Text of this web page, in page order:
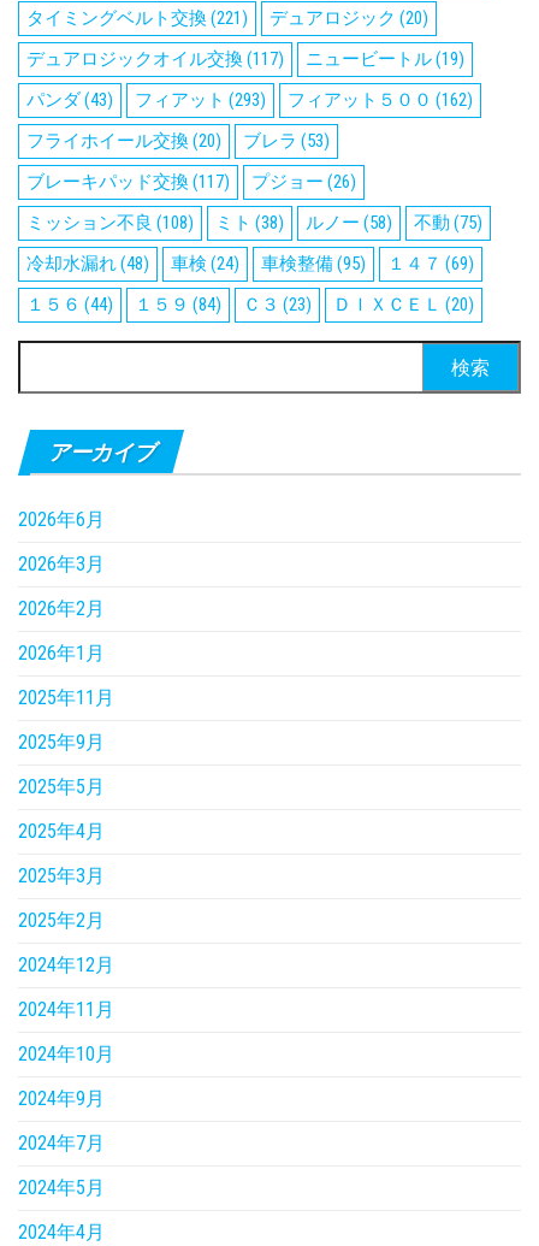
タイミングベルト交換(221) デュアロジック (20)
デュアロジックオイル交換(117) ニュービートル(19)
パンダ(43) フィアット (293) フィアット５００ (162)
フライホイール交換(20) ブレラ (53)
ブレーキパッド交換(117) プジョー (26)
ミッション不良 (108) ミト (38) ルノー (58) 不動 (75)
冷却水漏れ(48) 車検 (24) 車検整備(95) １４７ (69)
１５６ (44) １５９ (84) Ｃ３ (23) ＤＩＸＣＥＬ (20)
索:
アーカイブ
2026年6月
2026年3月
2026年2月
2026年1月
2025年11月
2025年9月
2025年5月
2025年4月
2025年3月
2025年2月
2024年12月
2024年11月
2024年10月
2024年9月
2024年7月
2024年5月
2024年4月